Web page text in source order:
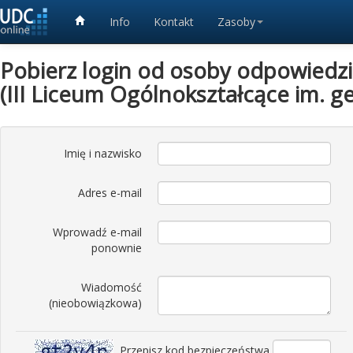
Info Kontakt Zasoby
Pobierz login od osoby
(III Liceum Ogólnokształcące im.
Imię i nazwisko
Adres e-mail
Wprowadź e-mail
ponownie
Wiadomość
(nieobowiązkowa)